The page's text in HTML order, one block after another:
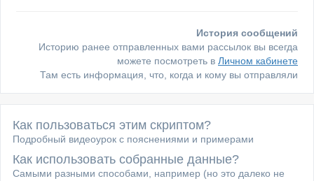
История сообщений
Историю ранее отправленных вами рассылок вы всегда
можете посмотреть в Личном кабинете
Там есть информация, что, когда и кому вы отправляли
Как пользоваться этим скриптом?
Подробный видеоурок с пояснениями и примерами
Как использовать собранные данные?
Самыми разными способами, например (но это далеко не